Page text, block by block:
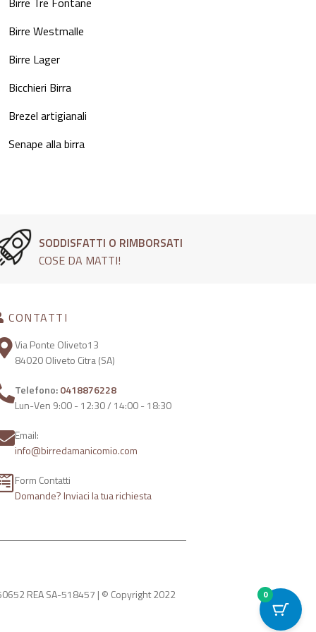
Birre Westmalle
Birre Lager
Bicchieri Birra
Brezel artigianali
Senape alla birra
SODDISFATTI O RIMBORSATI
COSE DA MATTI!
CONTATTI
Via Ponte Oliveto13
84020 Oliveto Citra (SA)
Telefono:0418876228
Lun-Ven 9:00 - 12:30 / 14:00 - 18:30
Email:
info@birredamanicomio.com
Form Contatti
Domande? Inviaci la tua richiesta
REA SA-518457 | © Copyright 2022 0